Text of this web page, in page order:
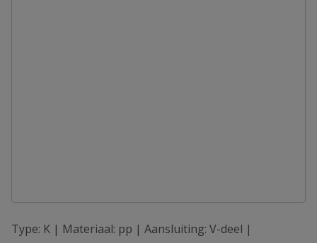
Type: K | Materiaal: pp | Aansluiting: V-deel |